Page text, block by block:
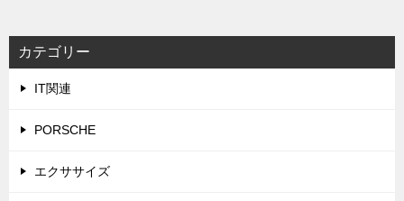
カテゴリー
IT関連
PORSCHE
エクササイズ